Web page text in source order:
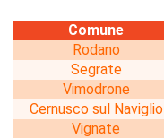
Comune
Rodano
Segrate
Vimodrone
Cernusco sul Naviglio
Vignate